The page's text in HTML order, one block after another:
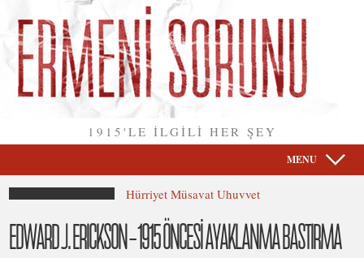
1915'LE İLGİLİ HER ŞEY
MENU
Hürriyet Müsavat Uhuvvet
EDWARD J. ERICKSON – 1915 ÖNCESİ AYAKLANMA BASTIRMA